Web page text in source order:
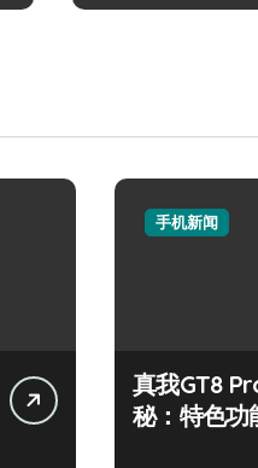
手机新闻
真我GT8
秘：特色功